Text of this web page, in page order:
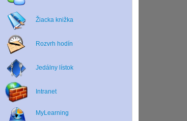
Žiacka knižka
Rozvrh hodín
Jedálny lístok
Intranet
MyLearning